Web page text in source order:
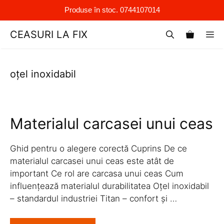
Produse în stoc. 0744107014
CEASURI LA FIX
oțel inoxidabil
Materialul carcasei unui ceas
Ghid pentru o alegere corectă Cuprins De ce
materialul carcasei unui ceas este atât de
important Ce rol are carcasa unui ceas Cum
influențează materialul durabilitatea Oțel inoxidabil
– standardul industriei Titan – confort și …